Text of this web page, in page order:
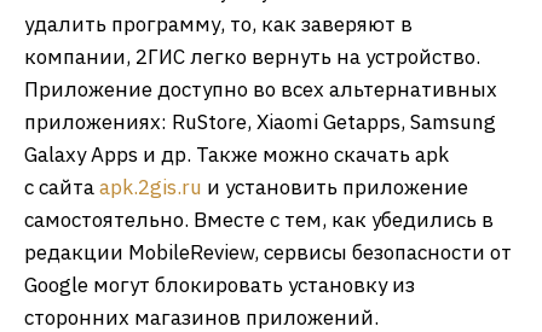
удалить программу, то, как заверяют в
компании, 2ГИС легко вернуть на устройство.
Приложение доступно во всех альтернативных
приложениях: RuStore, Xiaomi Getapps, Samsung
Galaxy Apps и др. Также можно скачать apk
с сайтаapk.2gis.ru и установить приложение
самостоятельно. Вместе с тем, как убедились в
редакции MobileReview, сервисы безопасности от
Google могут блокировать установку из
сторонних магазинов приложений.